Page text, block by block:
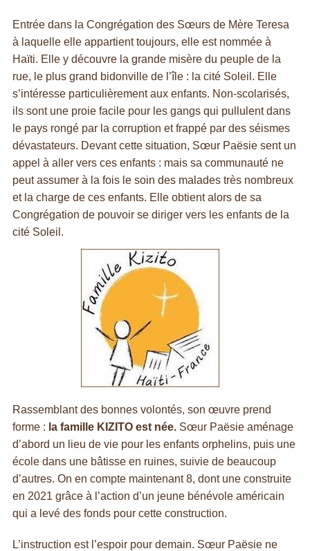
Entrée dans la Congrégation des Sœurs de Mère Teresa
à laquelle elle appartient toujours, elle est nommée à
Haïti. Elle y découvre la grande misère du peuple de la
rue, le plus grand bidonville de l’île : la cité Soleil. Elle
s’intéresse particulièrement aux enfants. Non-scolarisés,
ils sont une proie facile pour les gangs qui pullulent dans
le pays rongé par la corruption et frappé par des séismes
dévastateurs. Devant cette situation, Sœur Paësie sent un
appel à aller vers ces enfants : mais sa communauté ne
peut assumer à la fois le soin des malades très nombreux
et la charge de ces enfants. Elle obtient alors de sa
Congrégation de pouvoir se diriger vers les enfants de la
cité Soleil.
Rassemblant des bonnes volontés, son œuvre prend
forme : la famille KIZITO est née. Sœur Paësie aménage
d’abord un lieu de vie pour les enfants orphelins, puis une
école dans une bâtisse en ruines, suivie de beaucoup
d’autres. On en compte maintenant 8, dont une construite
en 2021 grâce à l’action d’un jeune bénévole américain
qui a levé des fonds pour cette construction.
L’instruction est l’espoir pour demain. Sœur Paësie ne